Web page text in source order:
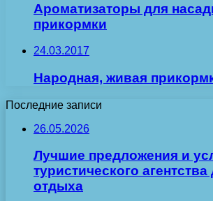
Ароматизаторы для
прикормки
24.03.2017
Народная, живая
Последние записи
26.05.2026
Лучшие предложения и
туристического
отдыха